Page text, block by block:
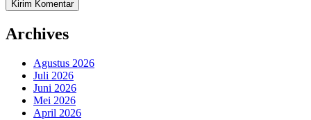
Archives
Agustus 2026
Juli 2026
Juni 2026
Mei 2026
April 2026